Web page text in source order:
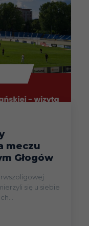
meczu
Głogów
się u siebie